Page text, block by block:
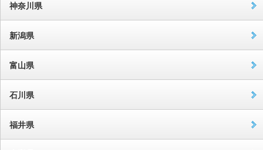
神奈川県
新潟県
富山県
石川県
福井県